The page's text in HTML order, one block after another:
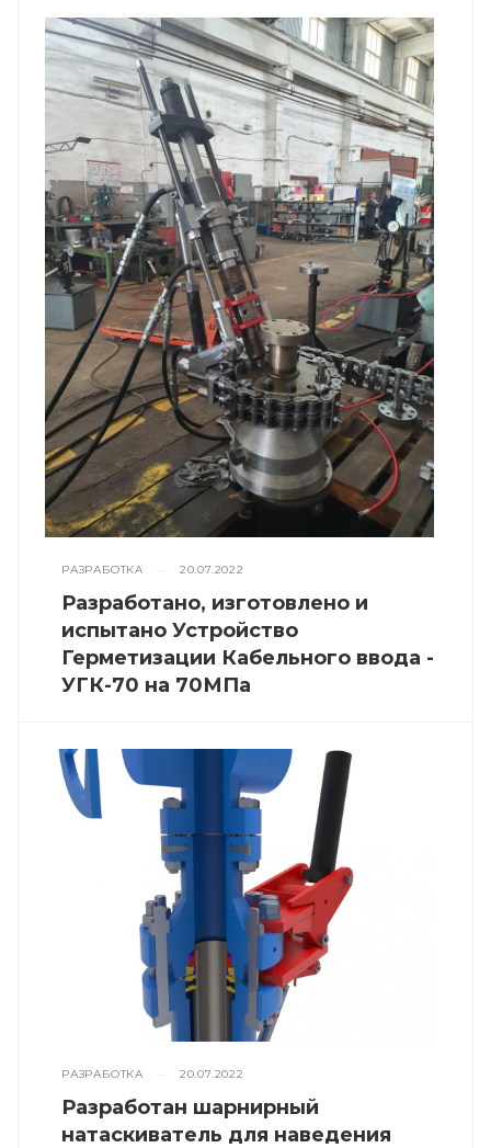
РАЗРАБОТКА 20.07.2022
Разработано, изготовлено и
испытано Устройство
Герметизации Кабельного ввода -
УГК-70 на 70МПа
РАЗРАБОТКА 20.07.2022
Разработан шарнирный
натаскиватель для наведения